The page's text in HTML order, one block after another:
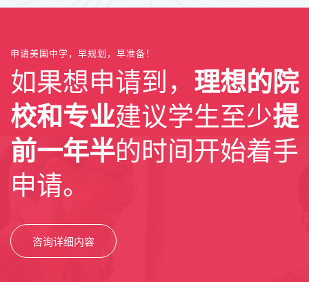
申请美国中学，早规划，早准备！
如果想申请到， 理想的院
校和专业建议学生至少提
前一年半的时间开始着手
申请。
咨询详细内容